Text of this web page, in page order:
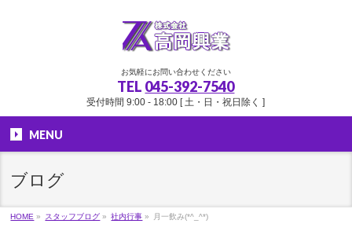
お気軽にお問い合わせください
TEL 045-392-7540
受付時間 9:00 - 18:00 [ 土・日・祝日除く ]
MENU
ブログ
HOME » スタッフブログ » 社内行事 » 月一飲み(*^_^*)